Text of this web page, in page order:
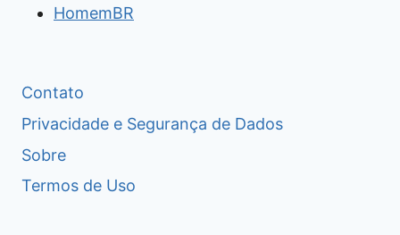
HomemBR
Contato
Privacidade e Segurança de Dados
Sobre
Termos de Uso